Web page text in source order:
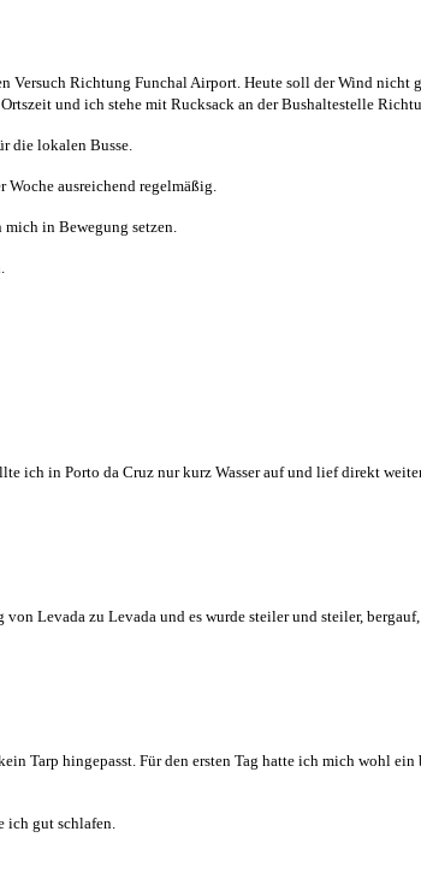
Richtung Funchal Airport. Heute soll der Wind nicht
und ich stehe mit Rucksack an der Bushaltestelle
die lokalen Busse.
Woche ausreichend regelmäßig.
mich in Bewegung setzen.
ich in Porto da Cruz nur kurz Wasser auf und lief direkt
Levada zu Levada und es wurde steiler und steiler,
Tarp hingepasst. Für den ersten Tag hatte ich mich wohl ein
ich gut schlafen.